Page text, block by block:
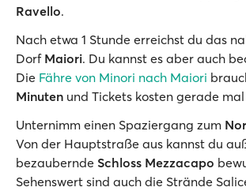
Ravello.
Nach etwa 1 Stunde erreichst du das
Dorf Maiori. Du kannst es aber auch
Die Fähre von Minori nach Maiori
Minuten und Tickets kosten gerade mal
Unternimm einen Spaziergang zum
Von der Hauptstraße aus kannst du
bezaubernde Schloss Mezzacapo
Sehenswert sind auch die Strände